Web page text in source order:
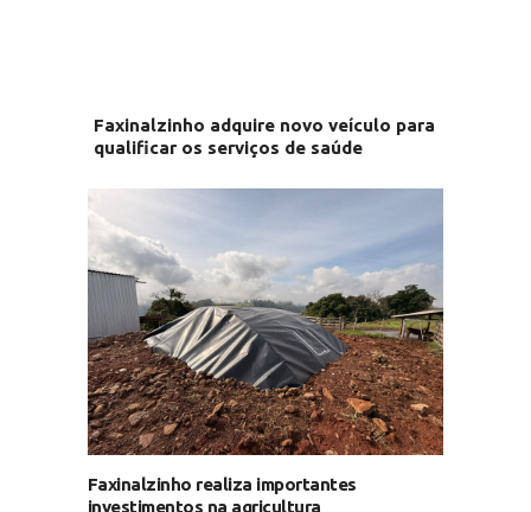
Faxinalzinho adquire novo veículo para
qualificar os serviços de saúde
Faxinalzinho realiza importantes
investimentos na agricultura